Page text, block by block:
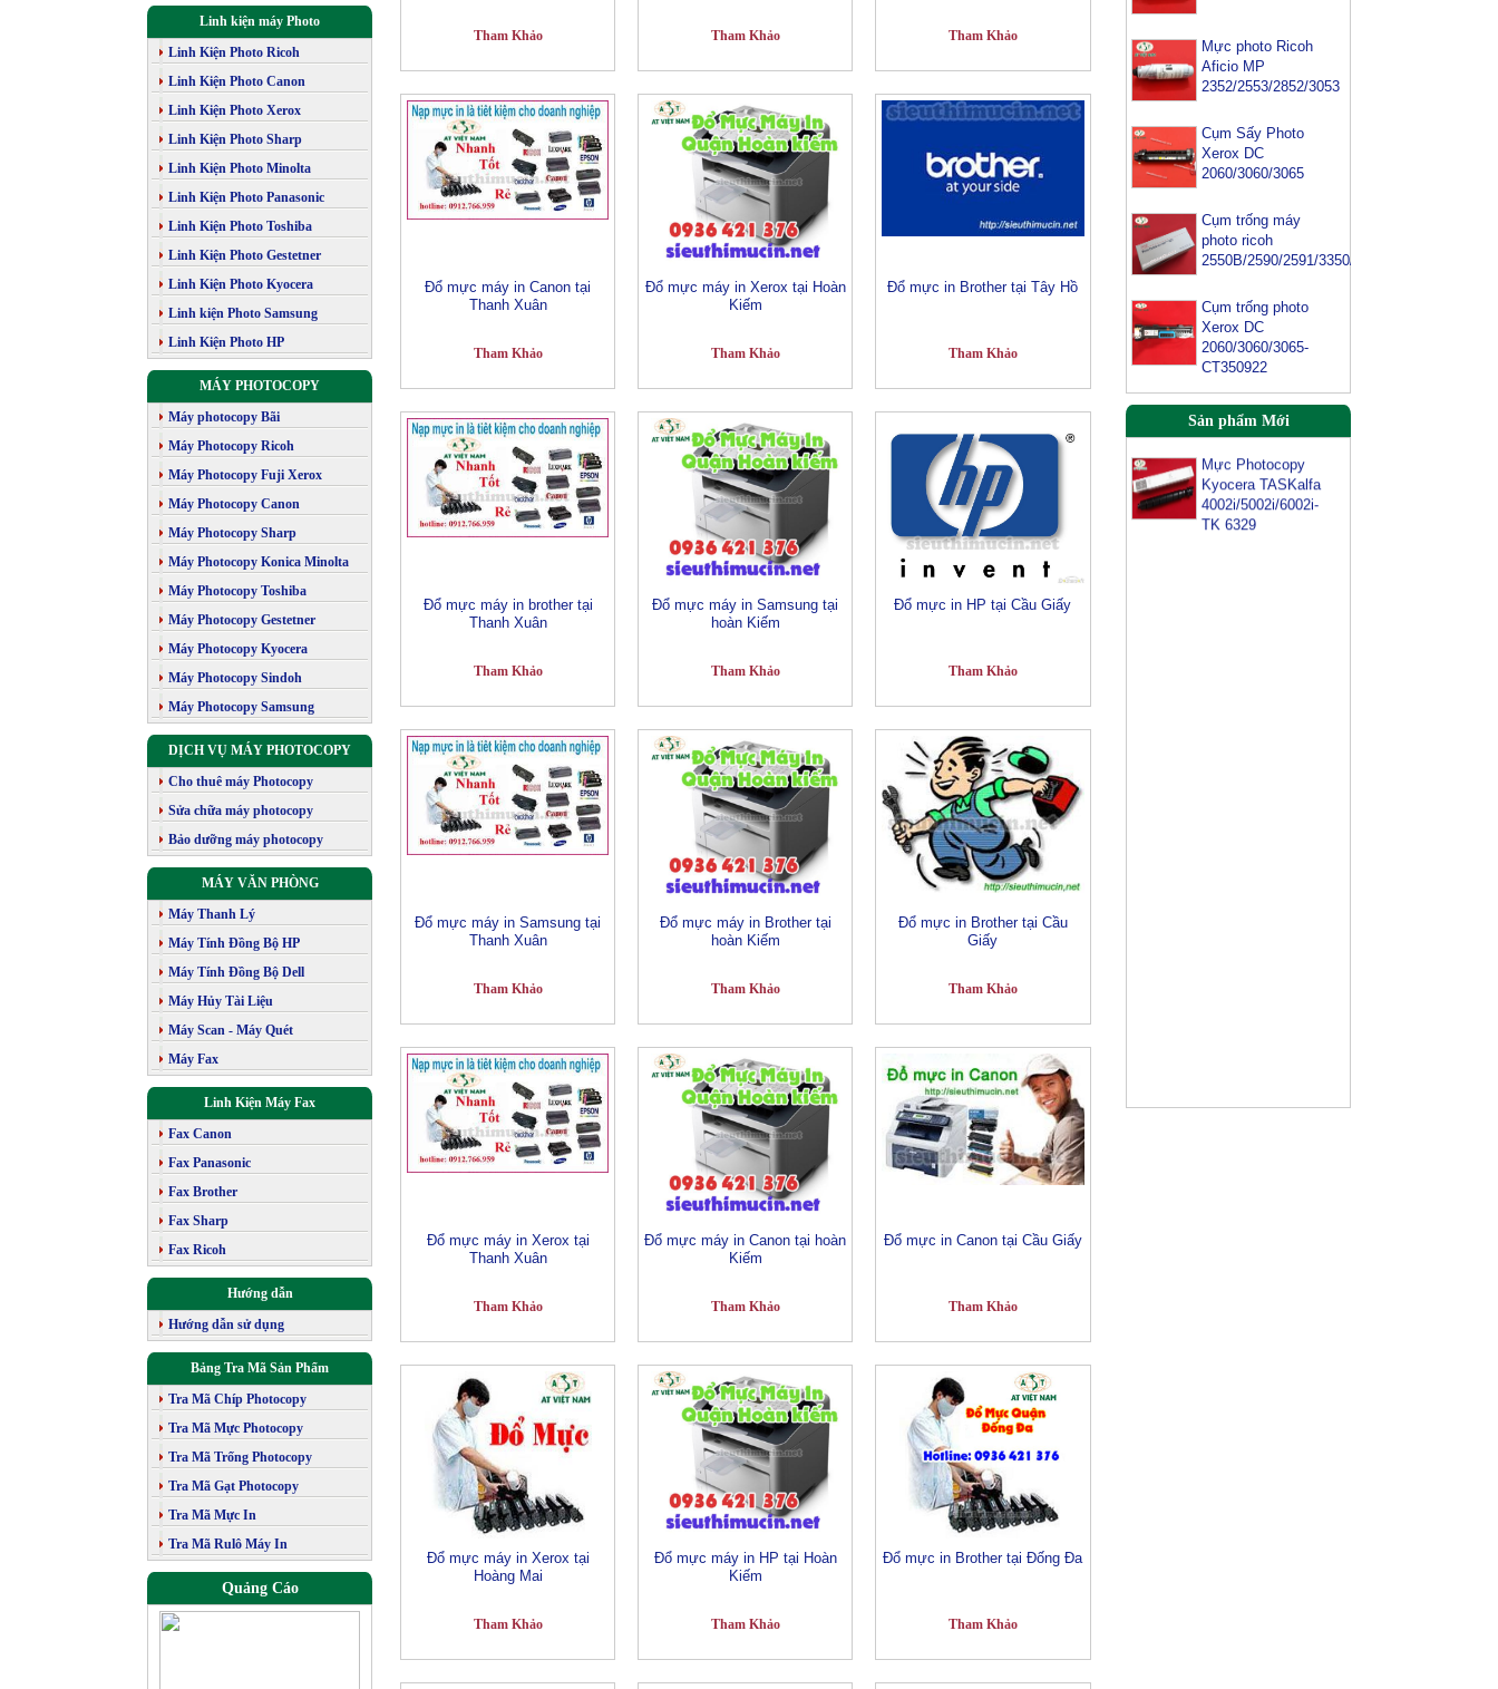
Linh kiện máy Photo
Linh Kiện Photo Ricoh
Linh Kiện Photo Canon
Linh Kiện Photo Xerox
Linh Kiện Photo Sharp
Linh Kiện Photo Minolta
Linh Kiện Photo Panasonic
Linh Kiện Photo Toshiba
Linh Kiện Photo Gestetner
Linh Kiện Photo Kyocera
Linh kiện Photo Samsung
Linh Kiện Photo HP
MÁY PHOTOCOPY
Máy photocopy Bãi
Máy Photocopy Ricoh
Máy Photocopy Fuji Xerox
Máy Photocopy Canon
Máy Photocopy Sharp
Máy Photocopy Konica Minolta
Máy Photocopy Toshiba
Máy Photocopy Gestetner
Máy Photocopy Kyocera
Máy Photocopy Sindoh
Máy Photocopy Samsung
DỊCH VỤ MÁY PHOTOCOPY
Cho thuê máy Photocopy
Sửa chữa máy photocopy
Bảo dưỡng máy photocopy
MÁY VĂN PHÒNG
Máy Thanh Lý
Máy Tính Đồng Bộ HP
Máy Tính Đồng Bộ Dell
Máy Hủy Tài Liệu
Máy Scan - Máy Quét
Máy Fax
Linh Kiện Máy Fax
Fax Canon
Fax Panasonic
Fax Brother
Fax Sharp
Fax Ricoh
Hướng dẫn
Hướng dẫn sử dụng
Bảng Tra Mã Sản Phẩm
Tra Mã Chíp Photocopy
Tra Mã Mực Photocopy
Tra Mã Trống Photocopy
Tra Mã Gạt Photocopy
Tra Mã Mực In
Tra Mã Rulô Máy In
Quảng Cáo
Tham Khảo Tham Khảo Tham Khảo
Đổ mực máy in Canon tại
Thanh Xuân
Tham Khảo
Đổ mực máy in Xerox tại Hoàn
Kiếm
Tham Khảo
Đổ mực in Brother tại Tây Hồ
Tham Khảo
Đổ mực máy in brother tại
Thanh Xuân
Tham Khảo
Đổ mực máy in Samsung tại
hoàn Kiếm
Tham Khảo
Đổ mực in HP tại Cầu Giấy
Tham Khảo
Đổ mực máy in Samsung tại
Thanh Xuân
Tham Khảo
Đổ mực máy in Brother tại
hoàn Kiếm
Tham Khảo
Đổ mực in Brother tại Cầu
Giấy
Tham Khảo
Đổ mực máy in Xerox tại
Thanh Xuân
Tham Khảo
Đổ mực máy in Canon tại hoàn
Kiếm
Tham Khảo
Đổ mực in Canon tại Cầu Giấy
Tham Khảo
Đổ mực máy in Xerox tại
Hoàng Mai
Tham Khảo
Đổ mực máy in HP tại Hoàn
Kiếm
Tham Khảo
Đổ mực in Brother tại Đống Đa
Tham Khảo
Mực photo Ricoh
Aficio MP
2352/2553/2852/3053
Cụm Sấy Photo
Xerox DC
2060/3060/3065
Cụm trống máy
photo ricoh
2550B/2590/2591/3350/3352
Cụm trống photo
Xerox DC
2060/3060/3065-
CT350922
Sản phẩm Mới
Mực máy photo
sharp
M282N/M452N/M502N/M503-
Mực máy photo
ricoh MP 2554/
Cụm trống máy
photo Xerox
Mực màu Ricoh
Aficio MPC
2011SP/2003/2503-
Cyan
Mực Photocopy
4002i/5002i/6002i-
TK 6329